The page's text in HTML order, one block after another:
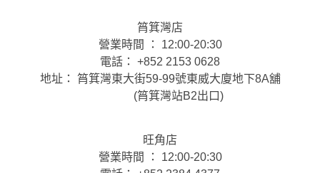
筲箕灣店
營業時間 ： 12:00-20:30
電話： +852 2153 0628
地址： 筲箕灣東大街59-99號東威大廈地下8A舖
(筲箕灣站B2出口)
旺角店
營業時間 ： 12:00-20:30